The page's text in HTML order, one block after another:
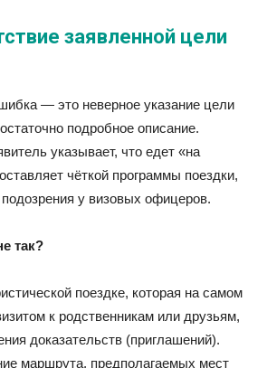
заявленной цели
— это неверное указание цели
подробное описание.
указывает, что едет «на
чёткой программы поездки,
у визовых офицеров.
так?
поездке, которая на самом
к родственникам или друзьям,
доказательств (приглашений).
маршрута, предполагаемых мест